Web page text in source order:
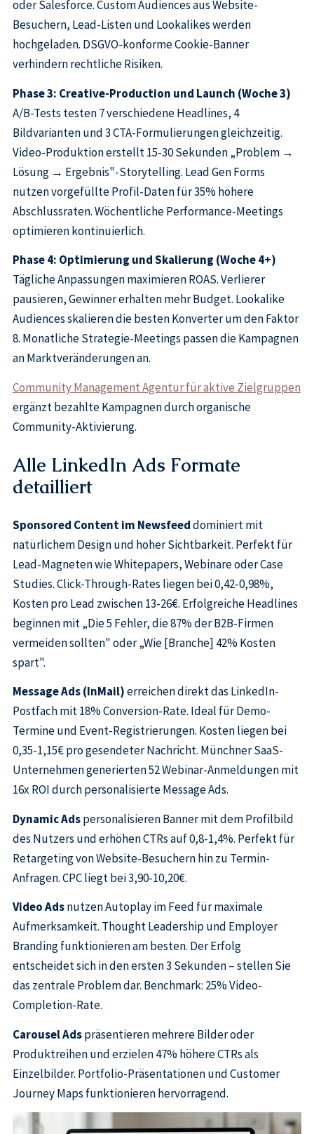
oder Salesforce. Custom Audiences aus Website-
Besuchern, Lead-Listen und Lookalikes werden
hochgeladen. DSGVO-konforme Cookie-Banner
verhindern rechtliche Risiken.
Phase 3: Creative-Production und Launch (Woche 3)
A/B-Tests testen 7 verschiedene Headlines, 4
Bildvarianten und 3 CTA-Formulierungen gleichzeitig.
Video-Produktion erstellt 15-30 Sekunden „Problem →
Lösung → Ergebnis"-Storytelling. Lead Gen Forms
nutzen vorgefüllte Profil-Daten für 35% höhere
Abschlussraten. Wöchentliche Performance-Meetings
optimieren kontinuierlich.
Phase 4: Optimierung und Skalierung (Woche 4+)
Tägliche Anpassungen maximieren ROAS. Verlierer
pausieren, Gewinner erhalten mehr Budget. Lookalike
Audiences skalieren die besten Konverter um den Faktor
8. Monatliche Strategie-Meetings passen die Kampagnen
an Marktveränderungen an.
Community Management Agentur für aktive Zielgruppen
ergänzt bezahlte Kampagnen durch organische
Community-Aktivierung.
Alle LinkedIn Ads Formate
detailliert
Sponsored Content im Newsfeeddominiert mit
natürlichem Design und hoher Sichtbarkeit. Perfekt für
Lead-Magneten wie Whitepapers, Webinare oder Case
Studies. Click-Through-Rates liegen bei 0,42-0,98%,
Kosten pro Lead zwischen 13-26€. Erfolgreiche Headlines
beginnen mit „Die 5 Fehler, die 87% der B2B-Firmen
vermeiden sollten" oder „Wie [Branche] 42% Kosten
spart".
Message Ads (InMail)erreichen direkt das LinkedIn-
Postfach mit 18% Conversion-Rate. Ideal für Demo-
Termine und Event-Registrierungen. Kosten liegen bei
0,35-1,15€ pro gesendeter Nachricht. Münchner SaaS-
Unternehmen generierten 52 Webinar-Anmeldungen mit
16x ROI durch personalisierte Message Ads.
Dynamic Adspersonalisieren Banner mit dem Profilbild
des Nutzers und erhöhen CTRs auf 0,8-1,4%. Perfekt für
Retargeting von Website-Besuchern hin zu Termin-
Anfragen. CPC liegt bei 3,90-10,20€.
Video Adsnutzen Autoplay im Feed für maximale
Aufmerksamkeit. Thought Leadership und Employer
Branding funktionieren am besten. Der Erfolg
entscheidet sich in den ersten 3 Sekunden – stellen Sie
das zentrale Problem dar. Benchmark: 25% Video-
Completion-Rate.
Carousel Adspräsentieren mehrere Bilder oder
Produktreihen und erzielen 47% höhere CTRs als
Einzelbilder. Portfolio-Präsentationen und Customer
Journey Maps funktionieren hervorragend.